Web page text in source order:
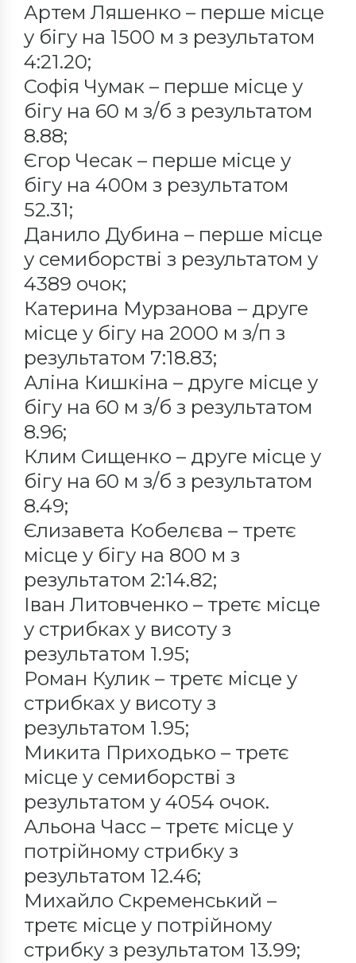
Артем Ляшенко – перше місце
у бігу на 1500 м з результатом
4:21.20;
Софія Чумак – перше місце у
бігу на 60 м з/б з результатом
8.88;
Єгор Чесак – перше місце у
бігу на 400м з результатом
52.31;
Данило Дубина – перше місце
у семиборстві з результатом у
4389 очок;
Катерина Мурзанова – друге
місце у бігу на 2000 м з/п з
результатом 7:18.83;
Аліна Кишкіна – друге місце у
бігу на 60 м з/б з результатом
8.96;
Клим Сищенко – друге місце у
бігу на 60 м з/б з результатом
8.49;
Єлизавета Кобелєва – третє
місце у бігу на 800 м з
результатом 2:14.82;
Іван Литовченко – третє місце
у стрибках у висоту з
результатом 1.95;
Роман Кулик – третє місце у
стрибках у висоту з
результатом 1.95;
Микита Приходько – третє
місце у семиборстві з
результатом у 4054 очок.
Альона Часс – третє місце у
потрійному стрибку з
результатом 12.46;
Михайло Скременський –
третє місце у потрійному
стрибку з результатом 13.99;